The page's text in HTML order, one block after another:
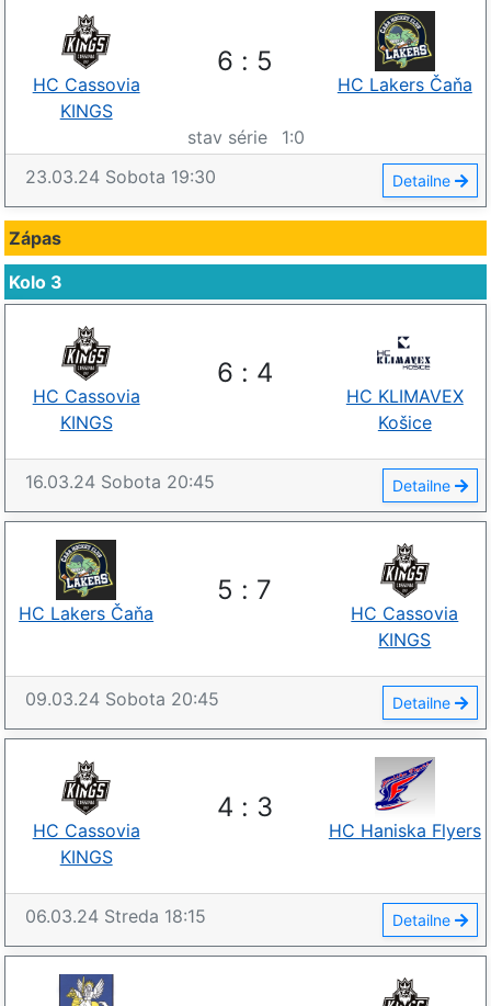
6 : 5
HC Cassovia
KINGS
HC Lakers Čaňa
stav série 1:0
23.03.24 Sobota 19:30 Detailne
Zápas
Kolo 3
6 : 4
HC Cassovia
KINGS
HC KLIMAVEX
Košice
16.03.24 Sobota 20:45 Detailne
5 : 7
HC Lakers Čaňa
HC Cassovia
KINGS
09.03.24 Sobota 20:45 Detailne
4 : 3
HC Cassovia
KINGS
HC Haniska Flyers
06.03.24 Streda 18:15 Detailne